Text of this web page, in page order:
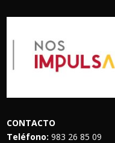
CONTACTO
Teléfono: 983 26 85 09